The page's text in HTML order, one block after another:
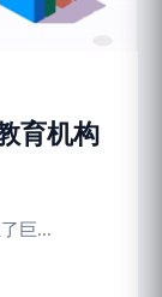
育机构
巨...